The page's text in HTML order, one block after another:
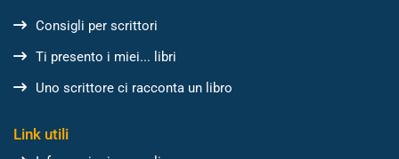
Consigli per scrittori
Ti presento i miei... libri
Uno scrittore ci racconta un libro
Link utili